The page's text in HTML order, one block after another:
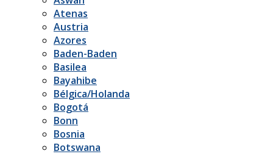
Atenas
Austria
Azores
Baden-Baden
Basilea
Bayahibe
Bélgica/Holanda
Bogotá
Bonn
Bosnia
Botswana